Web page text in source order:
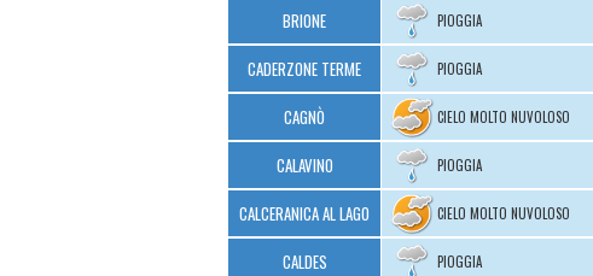
BRIONE PIOGGIA
CADERZONE TERME PIOGGIA
CAGNÒ CIELO MOLTO NUVOLOSO
CALAVINO PIOGGIA
CALCERANICA AL LAGO CIELO MOLTO NUVOLOSO
CALDES PIOGGIA